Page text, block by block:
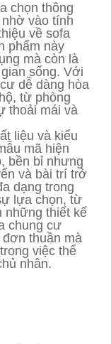
chọn thông
vào tính
về sofa
phẩm này
mà còn là
sống. Với
dễ dàng hòa
từ phòng
thoải mái và
liệu và kiểu
mã hiện
bền bỉ nhưng
và bài trí trở
dạng trong
lựa chọn, từ
những thiết kế
chung cư
đơn thuần mà
việc thể
nhân.